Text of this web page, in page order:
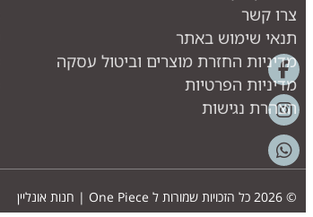
צרו קשר
תנאי שימוש באתר
מדיניות החזרת מוצרים וביטול עסקה
מדיניות הפרטיות
הצהרת נגישות
© 2026 כל הזכויות שמורות ל One Piece | חנות אונליין